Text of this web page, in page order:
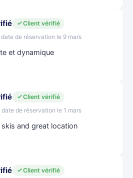
Client vérifié
de réservation le 9 mars
et dynamique
Client vérifié
de réservation le 1 mars
and great location
Client vérifié